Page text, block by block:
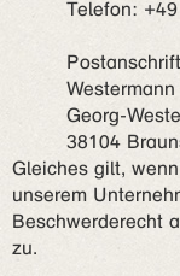
Telefon:
Georg-
38104
Gleiches gilt,
unserem
Beschwerderecht
zu.